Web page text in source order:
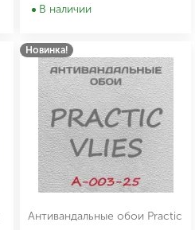
В наличии
Новинка!
Антивандальные обои Practic